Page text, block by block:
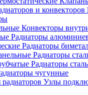
Конвекторы
Радиаторы
Радиаторы
Радиаторы
Радиаторы
чугунные
Узлы